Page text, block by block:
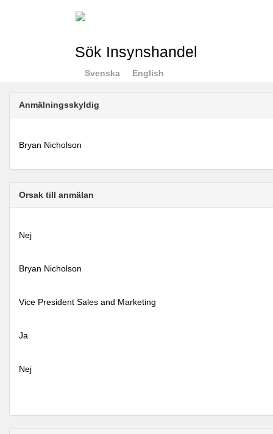
Sök Insynshandel
Svenska English
Anmälningsskyldig
Bryan Nicholson
Orsak till anmälan
Nej
Bryan Nicholson
Vice President Sales and Marketing
Ja
Nej